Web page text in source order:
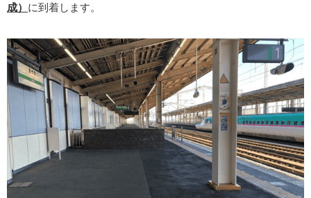
成） に到着します。